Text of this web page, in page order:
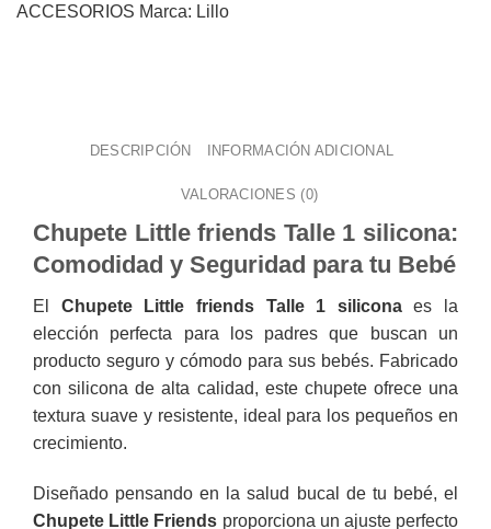
ACCESORIOS Marca: Lillo
DESCRIPCIÓN INFORMACIÓN ADICIONAL
VALORACIONES (0)
Chupete Little friends Talle 1 silicona:
Comodidad y Seguridad para tu Bebé
El Chupete Little friends Talle 1 siliconaes la
elección perfecta para los padres que buscan un
producto seguro y cómodo para sus bebés. Fabricado
con silicona de alta calidad, este chupete ofrece una
textura suave y resistente, ideal para los pequeños en
crecimiento.
Diseñado pensando en la salud bucal de tu bebé, el
Chupete Little Friends proporciona un ajuste perfecto